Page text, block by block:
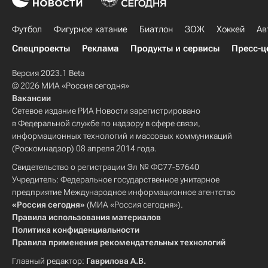
Футбол Фигурное катание Биатлон ЗОЖ Хоккей
Спецпроекты
Реклама Продукты и сервисы Пресс-
Версия 2023.1 Beta
© 2026 МИА «Россия сегодня»
Вакансии
Сетевое издание РИА Новости зарегистрировано
в Федеральной службе по надзору в сфере связи,
информационных технологий и массовых коммуникаций
(Роскомнадзор) 08 апреля 2014 года.
Свидетельство о регистрации Эл № ФС77-57640
Учредитель: Федеральное государственное унитарное
предприятие Международное информационное агентство
«Россия сегодня» (МИА «Россия сегодня»).
Правила использования материалов
Политика конфиденциальности
Правила применения рекомендательных технологий
Главный редактор: Гаврилова А.В.